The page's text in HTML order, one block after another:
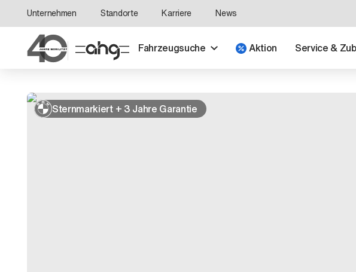
Unternehmen Standorte Karriere News
Fahrzeugsuche Aktion Service &
Sternmarkiert + 3 Jahre Garantie